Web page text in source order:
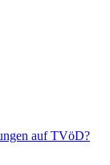
auf TVöD?